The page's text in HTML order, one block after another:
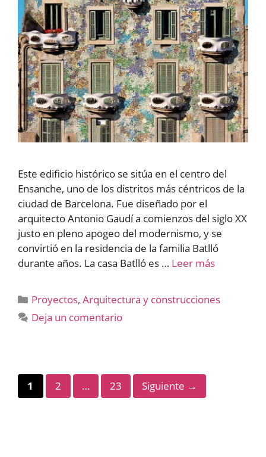
Este edificio histórico se sitúa en el centro del
Ensanche, uno de los distritos más céntricos de la
ciudad de Barcelona. Fue diseñado por el
arquitecto Antonio Gaudí a comienzos del siglo XX
justo en pleno apogeo del modernismo, y se
convirtió en la residencia de la familia Batlló
durante años. La casa Batlló es … Leer más
Categorías
Proyectos,Arquitectura y construcciones
Deja un comentario
Página
1 Página
2 … Página
23 Siguiente →